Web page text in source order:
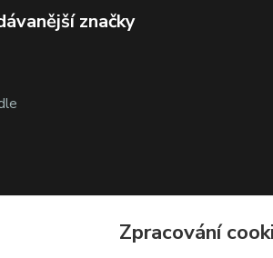
značky
Zpracování